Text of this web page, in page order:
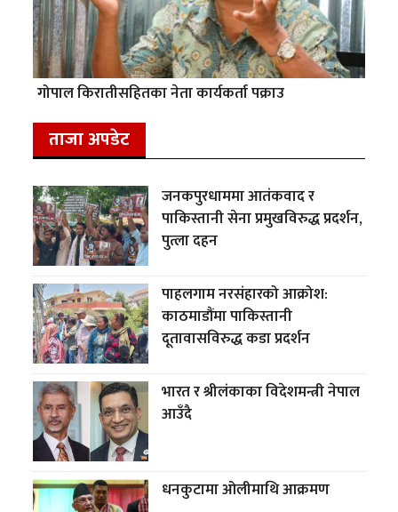
गोपाल किरातीसहितका नेता कार्यकर्ता पक्राउ
ताजा अपडेट
जनकपुरधाममा आतंकवाद र
पाकिस्तानी सेना प्रमुखविरुद्ध प्रदर्शन,
पुत्ला दहन
पाहलगाम नरसंहारको आक्रोश:
काठमाडौंमा पाकिस्तानी
दूतावासविरुद्ध कडा प्रदर्शन
भारत र श्रीलंकाका विदेशमन्त्री नेपाल
आउँदै
धनकुटामा ओलीमाथि आक्रमण